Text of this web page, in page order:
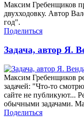
Максим Гребенщиков
двухходовку. Автор
год".
Поделиться
Задача, автор Я.
Максим Гребенщиков
задачей: "Что-то
сайте не публикуют...
обычными задачами.
Поделиться